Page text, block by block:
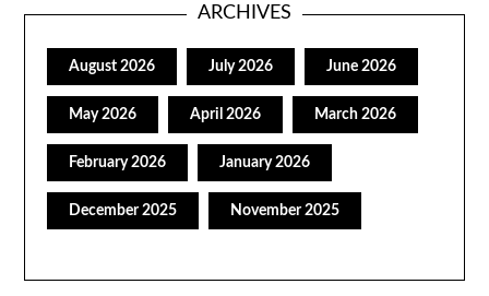
ARCHIVES
August 2026 July 2026 June 2026
May 2026 April 2026 March 2026
February 2026 January 2026
December 2025 November 2025